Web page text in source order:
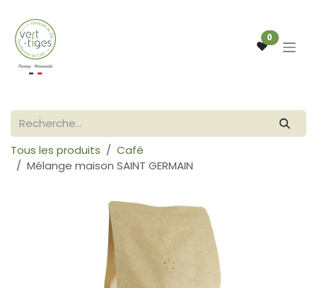
0
Tous les produits
Café
Mélange maison SAINT GERMAIN